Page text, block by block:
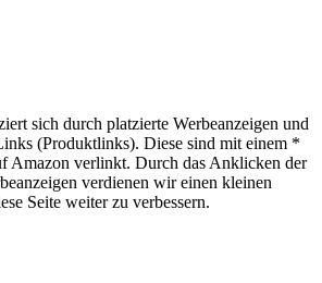
sich durch platzierte Werbeanzeigen und
(Produktlinks). Diese sind mit einem *
Amazon verlinkt. Durch das Anklicken der
verdienen wir einen kleinen
Seite weiter zu verbessern.